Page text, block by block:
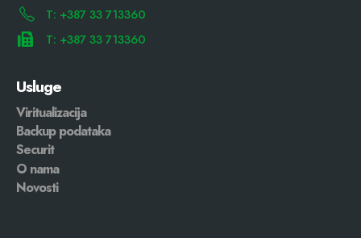
T: +387 33 713360
T: +387 33 713360
Usluge
Viritualizacija
Backup podataka
Securit
O nama
Novosti